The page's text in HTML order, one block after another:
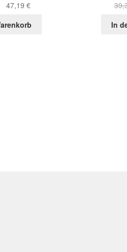
Ursprünglicher
war:
47,19 €Aktueller
ist:
In